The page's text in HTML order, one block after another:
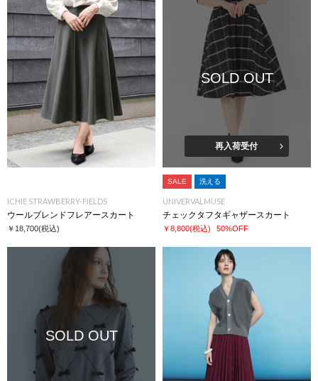
ICHIE STRAWBERRY-FIELDS
ウールブレンドフレアースカート
￥18,700(税込)
SOLD OUT
再入荷受付
SALE 洗える
UNIVERVALMUSE
チェックタフタギャザースカート
￥8,800(税込) 50%OFF
SOLD OUT